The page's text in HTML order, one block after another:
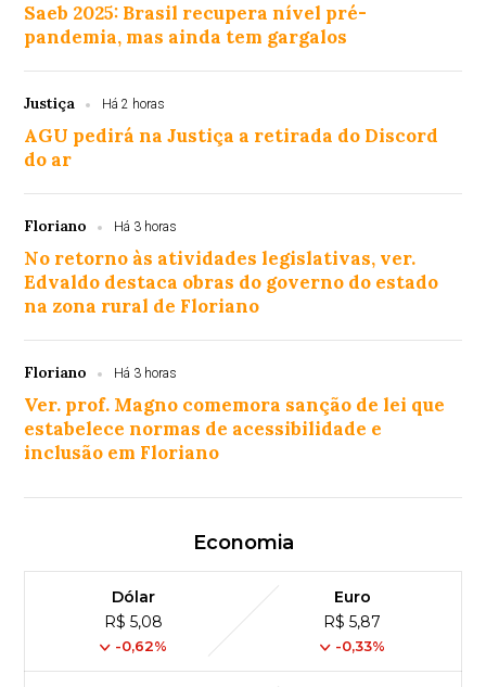
Saeb 2025: Brasil recupera nível pré-
pandemia, mas ainda tem gargalos
Justiça Há 2 horas
AGU pedirá na Justiça a retirada do Discord
do ar
Floriano Há 3 horas
No retorno às atividades legislativas, ver.
Edvaldo destaca obras do governo do estado
na zona rural de Floriano
Floriano Há 3 horas
Ver. prof. Magno comemora sanção de lei que
estabelece normas de acessibilidade e
inclusão em Floriano
Economia
Dólar
R$ 5,08
-0,62%
Euro
R$ 5,87
-0,33%